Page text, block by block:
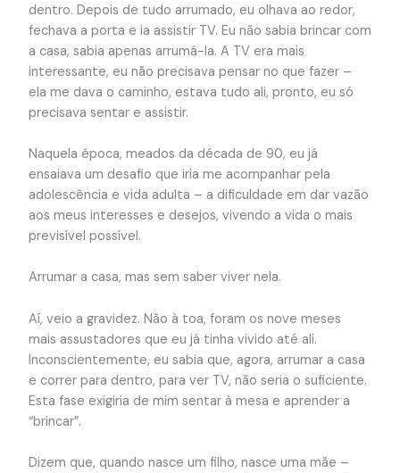
dentro. Depois de tudo arrumado, eu olhava ao redor,
fechava a porta e ia assistir TV. Eu não sabia brincar com
a casa, sabia apenas arrumá-la. A TV era mais
interessante, eu não precisava pensar no que fazer –
ela me dava o caminho, estava tudo ali, pronto, eu só
precisava sentar e assistir.
Naquela época, meados da década de 90, eu já
ensaiava um desafio que iria me acompanhar pela
adolescência e vida adulta – a dificuldade em dar vazão
aos meus interesses e desejos, vivendo a vida o mais
previsível possível.
Arrumar a casa, mas sem saber viver nela.
Aí, veio a gravidez. Não à toa, foram os nove meses
mais assustadores que eu já tinha vivido até ali.
Inconscientemente, eu sabia que, agora, arrumar a casa
e correr para dentro, para ver TV, não seria o suficiente.
Esta fase exigiria de mim sentar à mesa e aprender a
“brincar”.
Dizem que, quando nasce um filho, nasce uma mãe –